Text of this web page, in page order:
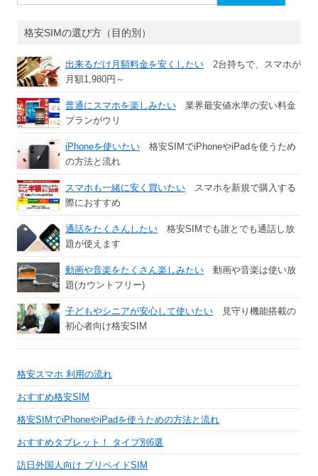
索:
格安SIMの選び方（目的別）
出来るだけ月額料金を安くしたい 2台持ちで、スマホが
月額1,980円～
普通にスマホを楽しみたい 業界最安値水準の安い料金
プランがウリ
iPhoneを使いたい 格安SIMでiPhoneやiPadを使うため
の方法と流れ
スマホも一緒に安く買いたい スマホを新規で購入する
際におすすめ
通話をたくさんしたい 格安SIMでも誰とでも通話し放
題が使えます
動画や音楽をたくさん楽しみたい 動画や音楽は使い放
題(カウントフリー)
子どもやシニアが安心して使いたい 見守り機能搭載の
初心者向け格安SIM
格安スマホ 利用の流れ
おすすめ格安SIM
格安SIMでiPhoneやiPadを使うための方法と流れ
おすすめタブレット！ タイプ別6選
訪日外国人向け プリペイドSIM